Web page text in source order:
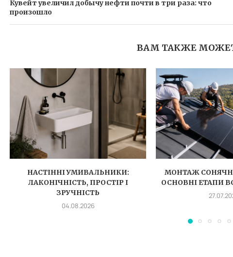
Кувейт увеличил добычу нефти почти в три раза: что
произошло
ВАМ ТАКЖЕ
НАСТІННІ УМИВАЛЬНИКИ:
ЛАКОНІЧНІСТЬ, ПРОСТІР І
ЗРУЧНІСТЬ
04.08.2026
МОНТАЖ
ОСНОВНІ ЕТАПИ